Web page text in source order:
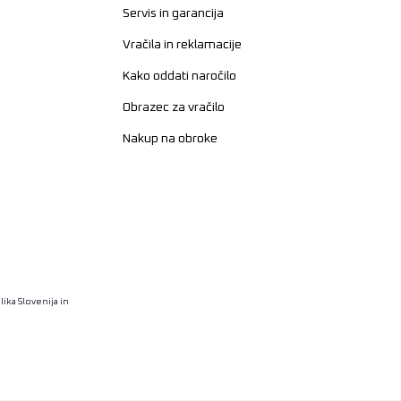
Servis in garancija
Vračila in reklamacije
Kako oddati naročilo
Obrazec za vračilo
Nakup na obroke
Slovenija in